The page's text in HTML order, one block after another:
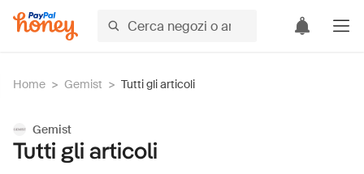
Home > Gemist > Tutti gli articoli
Gemist
Tutti gli articoli